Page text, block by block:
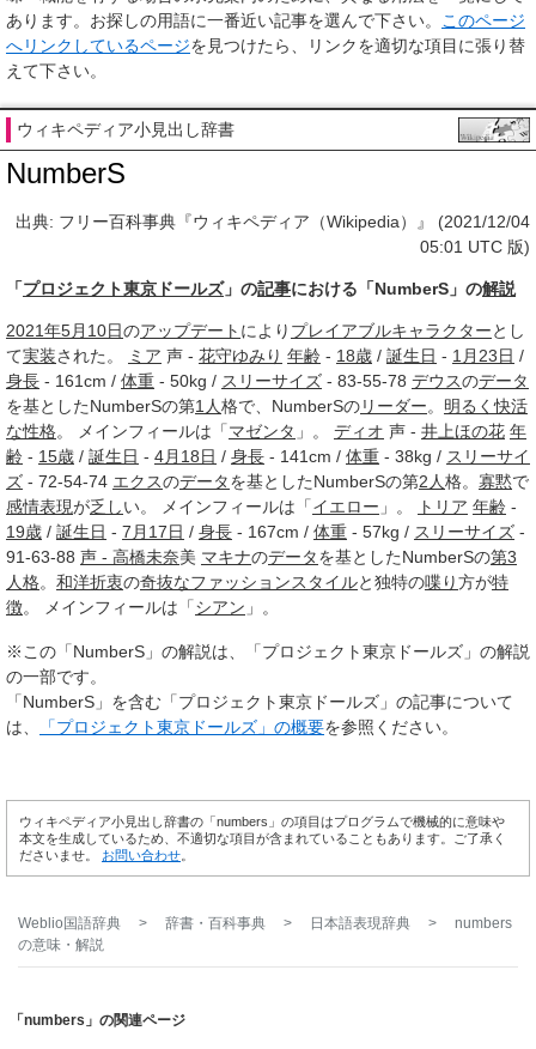
あります。お探しの用語に一番近い記事を選んで下さい。 このページ
へリンクしているページを見つけたら、リンクを適切な項目に張り替
えて下さい。
ウィキペディア小見出し辞書
NumberS
出典: フリー百科事典『ウィキペディア（Wikipedia）』 (2021/12/04
05:01 UTC 版)
「プロジェクト東京ドールズ」の記事における「NumberS」の解説
2021年5月 10日のアップデート により プレイアブルキャラクターとし
て実装された。 ミア 声 - 花守ゆみり 年齢 - 18歳 / 誕生日 - 1月23日 /
身長 - 161cm / 体重 - 50kg / スリーサイズ - 83-55-78 デウスのデータ
を基としたNumberSの第1人格で、NumberSのリーダー。 明るく快活
な性格。 メインフィールは「マゼンタ 」。 ディオ 声 - 井上ほの花 年
齢 - 15歳 / 誕生日 - 4月18日 / 身長 - 141cm / 体重 - 38kg / スリーサイ
ズ - 72-54-74 エクスのデータを基としたNumberSの第2人格。 寡黙で
感情表現が乏しい。 メインフィールは「イエロー 」。 トリア 年齢 -
19歳 / 誕生日 - 7月17日 / 身長 - 167cm / 体重 - 57kg / スリーサイズ -
91-63-88 声 - 高橋未奈美 マキナのデータを基としたNumberSの第3
人格。 和洋折衷の奇抜なファッションスタイルと独特の喋り方が特
徴。 メインフィールは「シアン 」。
※この「NumberS」の解説は、「プロジェクト東京ドールズ」の解説
の一部です。
「NumberS」を含む「プロジェクト東京ドールズ」の記事について
は、
「プロジェクト東京ドールズ」の概要を参照ください。
ウィキペディア小見出し辞書の「numbers」の項目はプログラムで機械的に意味や
本文を生成しているため、不適切な項目が含まれていることもあります。ご了承く
ださいませ。 お問い合わせ
Weblio国語辞典 > 辞書・百科事典 > 日本語表現辞典 >
numbers
の意味・解説
「numbers」の関連ページ